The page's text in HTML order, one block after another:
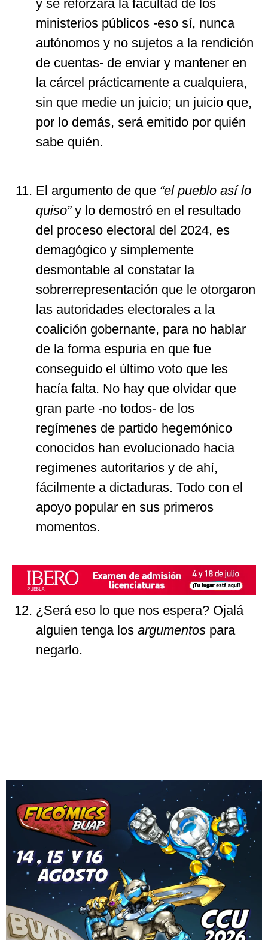
y se reforzará la facultad de los
ministerios públicos -eso sí, nunca
autónomos y no sujetos a la rendición
de cuentas- de enviar y mantener en
la cárcel prácticamente a cualquiera,
sin que medie un juicio; un juicio que,
por lo demás, será emitido por quién
sabe quién.
El argumento de que “el pueblo así lo
quiso”y lo demostró en el resultado
del proceso electoral del 2024, es
demagógico y simplemente
desmontable al constatar la
sobrerrepresentación que le otorgaron
las autoridades electorales a la
coalición gobernante, para no hablar
de la forma espuria en que fue
conseguido el último voto que les
hacía falta. No hay que olvidar que
gran parte -no todos- de los
regímenes de partido hegemónico
conocidos han evolucionado hacia
regímenes autoritarios y de ahí,
fácilmente a dictaduras. Todo con el
apoyo popular en sus primeros
momentos.
¿Será eso lo que nos espera? Ojalá
alguien tenga los argumentos para
negarlo.